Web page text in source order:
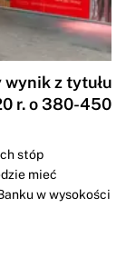
z tytułu
r. o 380-450
stóp
mieć
w wysokości